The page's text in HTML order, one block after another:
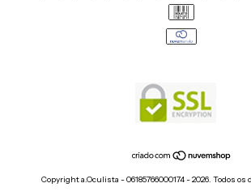
Copyright a.Oculista - 06185766000174 - 2026. Todos os